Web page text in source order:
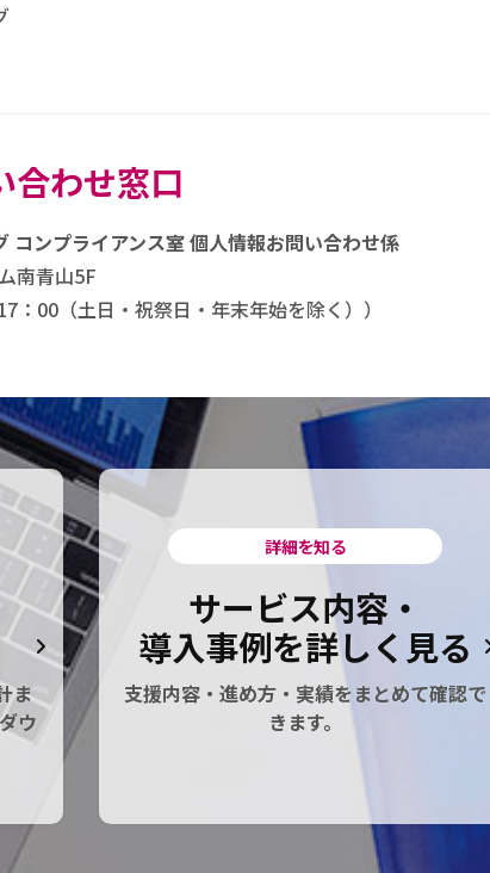
合わせ窓口
コンプライアンス室 個人情報お問い合わせ係
南青山5F
00（土日・祝祭日・年末年始を除く））
ま
ウ
詳細を知る
サービス内容・
導入事例を詳しく見る
支援内容・進め方・実績をまとめて確認で
きます。